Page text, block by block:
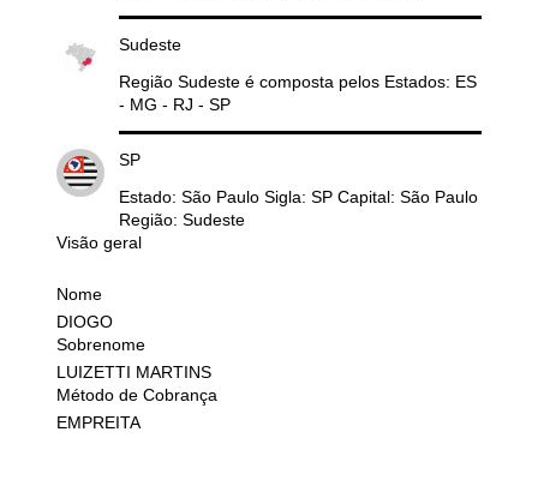
Sudeste
Região Sudeste é composta pelos Estados: ES
- MG - RJ - SP
SP
Estado: São Paulo Sigla: SP Capital: São Paulo
Região: Sudeste
Visão geral
Nome
DIOGO
Sobrenome
LUIZETTI MARTINS
Método de Cobrança
EMPREITA